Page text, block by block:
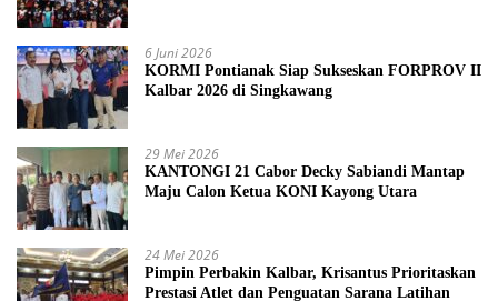
6 Juni 2026
KORMI Pontianak Siap Sukseskan FORPROV II
Kalbar 2026 di Singkawang
29 Mei 2026
KANTONGI 21 Cabor Decky Sabiandi Mantap
Maju Calon Ketua KONI Kayong Utara
24 Mei 2026
Pimpin Perbakin Kalbar, Krisantus Prioritaskan
Prestasi Atlet dan Penguatan Sarana Latihan